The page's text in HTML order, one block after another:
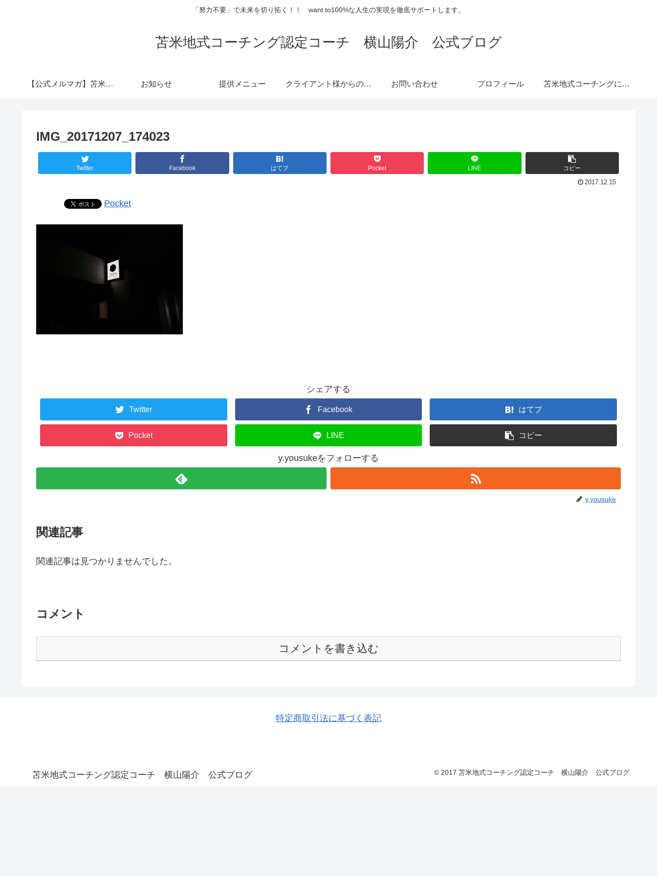
「努力不要」で未来を切り拓く！！ want to100%な人生の実現を徹底サポートします。
苫米地式コーチング認定コーチ 横山陽介 公式ブログ
【公式メルマガ】苫米地
チ 横山陽介
お知らせ 提供メニュー クライアント様からのご お問い合わせ プロフィール 苫米地式コーチングにつ
IMG_20171207_174023
Twitter Facebook はてブ Pocket LINE コピー
2017.12.15
Pocket
シェアする
Twitter Facebook はてブ
Pocket LINE コピー
y.yousukeをフォローする
y.yousuke
関連記事
関連記事は見つかりませんでした。
コメント
コメントを書き込む
特定商取引法に基づく表記
苫米地式コーチング認定コーチ 横山陽介 公式ブログ © 2017 苫米地式コーチング認定コーチ 横山陽介 公式ブログ.